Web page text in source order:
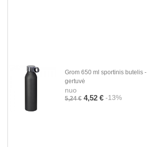
Grom 650 ml sportinis butelis -
gertuvė
nuo
5,24 € 4,52 € -13%